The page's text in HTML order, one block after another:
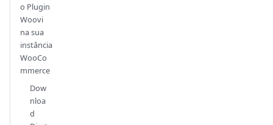
o Plugin
Woovi
na sua
instância
WooCo
mmerce
Dow
nloa
d